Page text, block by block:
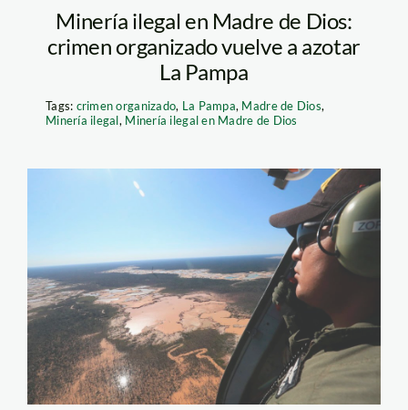
Minería ilegal en Madre de Dios:
crimen organizado vuelve a azotar
La Pampa
Tags: crimen organizado, La Pampa, Madre de Dios,
Minería ilegal, Minería ilegal en Madre de Dios
operacion-mercurio-
madre-de-dios-
mineria-andina